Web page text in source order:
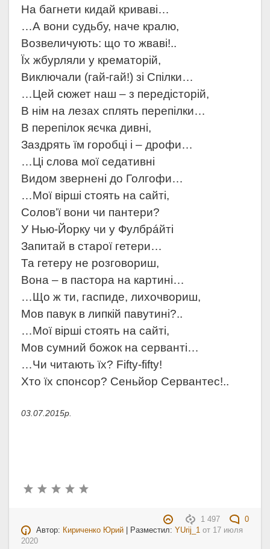
На багнети кидай криваві…
…А вони судьбу, наче кралю,
Возвеличують: що то жваві!..
Їх жбурляли у крематорій,
Виключали (гай-гай!) зі Спілки…
…Цей сюжет наш – з передісторій,
В нім на лезах сплять перепілки…
В перепілок яєчка дивні,
Заздрять їм горобці і – дрофи…
…Ці слова мої седативні
Видом звернені до Голгофи…
…Мої вірші стоять на сайті,
Солов’ї вони чи пантери?
У Нью-Йорку чи у Фулбрáйті
Запитай в старої гетери…
Та гетеру не розговориш,
Вона – в пастора на картині…
…Що ж ти, гаспиде, лихочвориш,
Мов павук в липкій павутині?..
…Мої вірші стоять на сайті,
Мов сумний божок на серванті…
…Чи читають їх? Fifty-fifty!
Хто їх спонсор? Сеньйор Сервантес!..
03.07.2015р.
1 497
0
Автор: Кириченко Юрий | Разместил: YUrij_1 от 17 июля
2020